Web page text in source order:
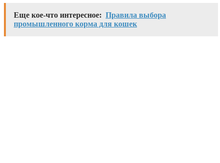
Еще кое-что интересное: Правила выбора
промышленного корма для кошек